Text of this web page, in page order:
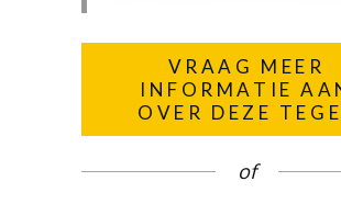
VRAAG MEER
INFORMATIE
OVER DEZE
of